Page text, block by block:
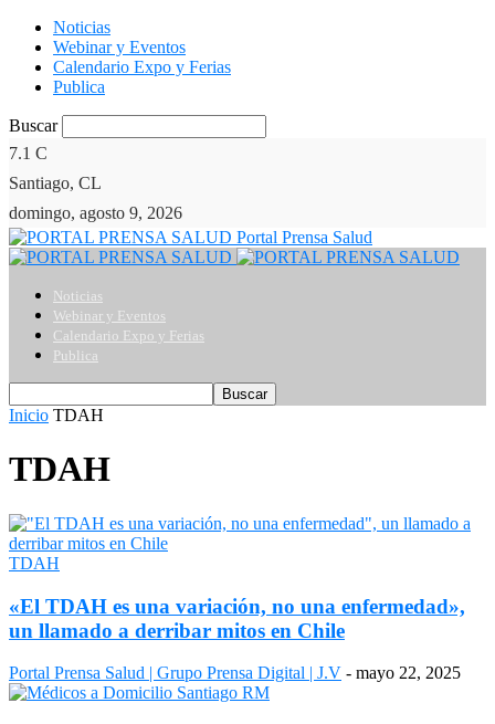
Noticias
Webinar y Eventos
Calendario Expo y Ferias
Publica
Buscar
7.1 C
Santiago, CL
domingo, agosto 9, 2026
Portal Prensa Salud
Noticias
Webinar y Eventos
Calendario Expo y Ferias
Publica
Inicio TDAH
TDAH
TDAH
«El TDAH es una variación, no una enfermedad»,
un llamado a derribar mitos en Chile
Portal Prensa Salud | Grupo Prensa Digital | J.V - mayo 22, 2025